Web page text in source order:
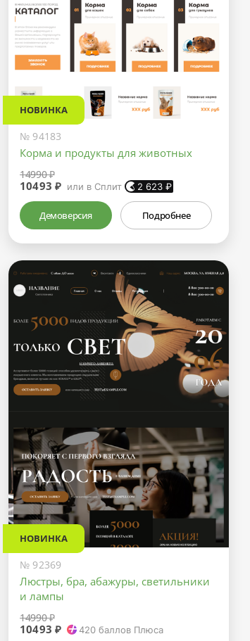
НОВИНКА
№ 94183
Корма и продукты для животных
14990 ₽
10493 ₽ или в Сплит 2 623 ₽
Демоверсия Подробнее
НОВИНКА
№ 92369
Люстры, бра, абажуры, светильники
и лампы
14990 ₽
10493 ₽ 420 баллов Плюса